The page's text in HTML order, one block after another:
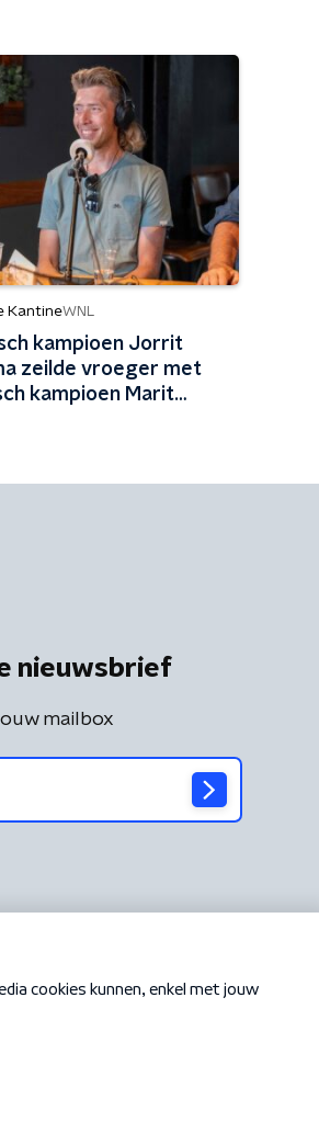
KantineWNL
kampioen Jorrit
zeilde vroeger met
kampioen Marit
nieuwsbrief
mailbox